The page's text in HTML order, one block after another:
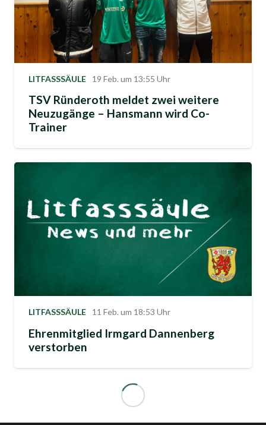
LITFASSSÄULE 19 Feb. um 13:55 Uhr
TSV Ründeroth meldet zwei weitere
Neuzugänge – Hansmann wird Co-
Trainer
LITFASSSÄULE 11 Feb. um 18:53 Uhr
Ehrenmitglied Irmgard Dannenberg
verstorben